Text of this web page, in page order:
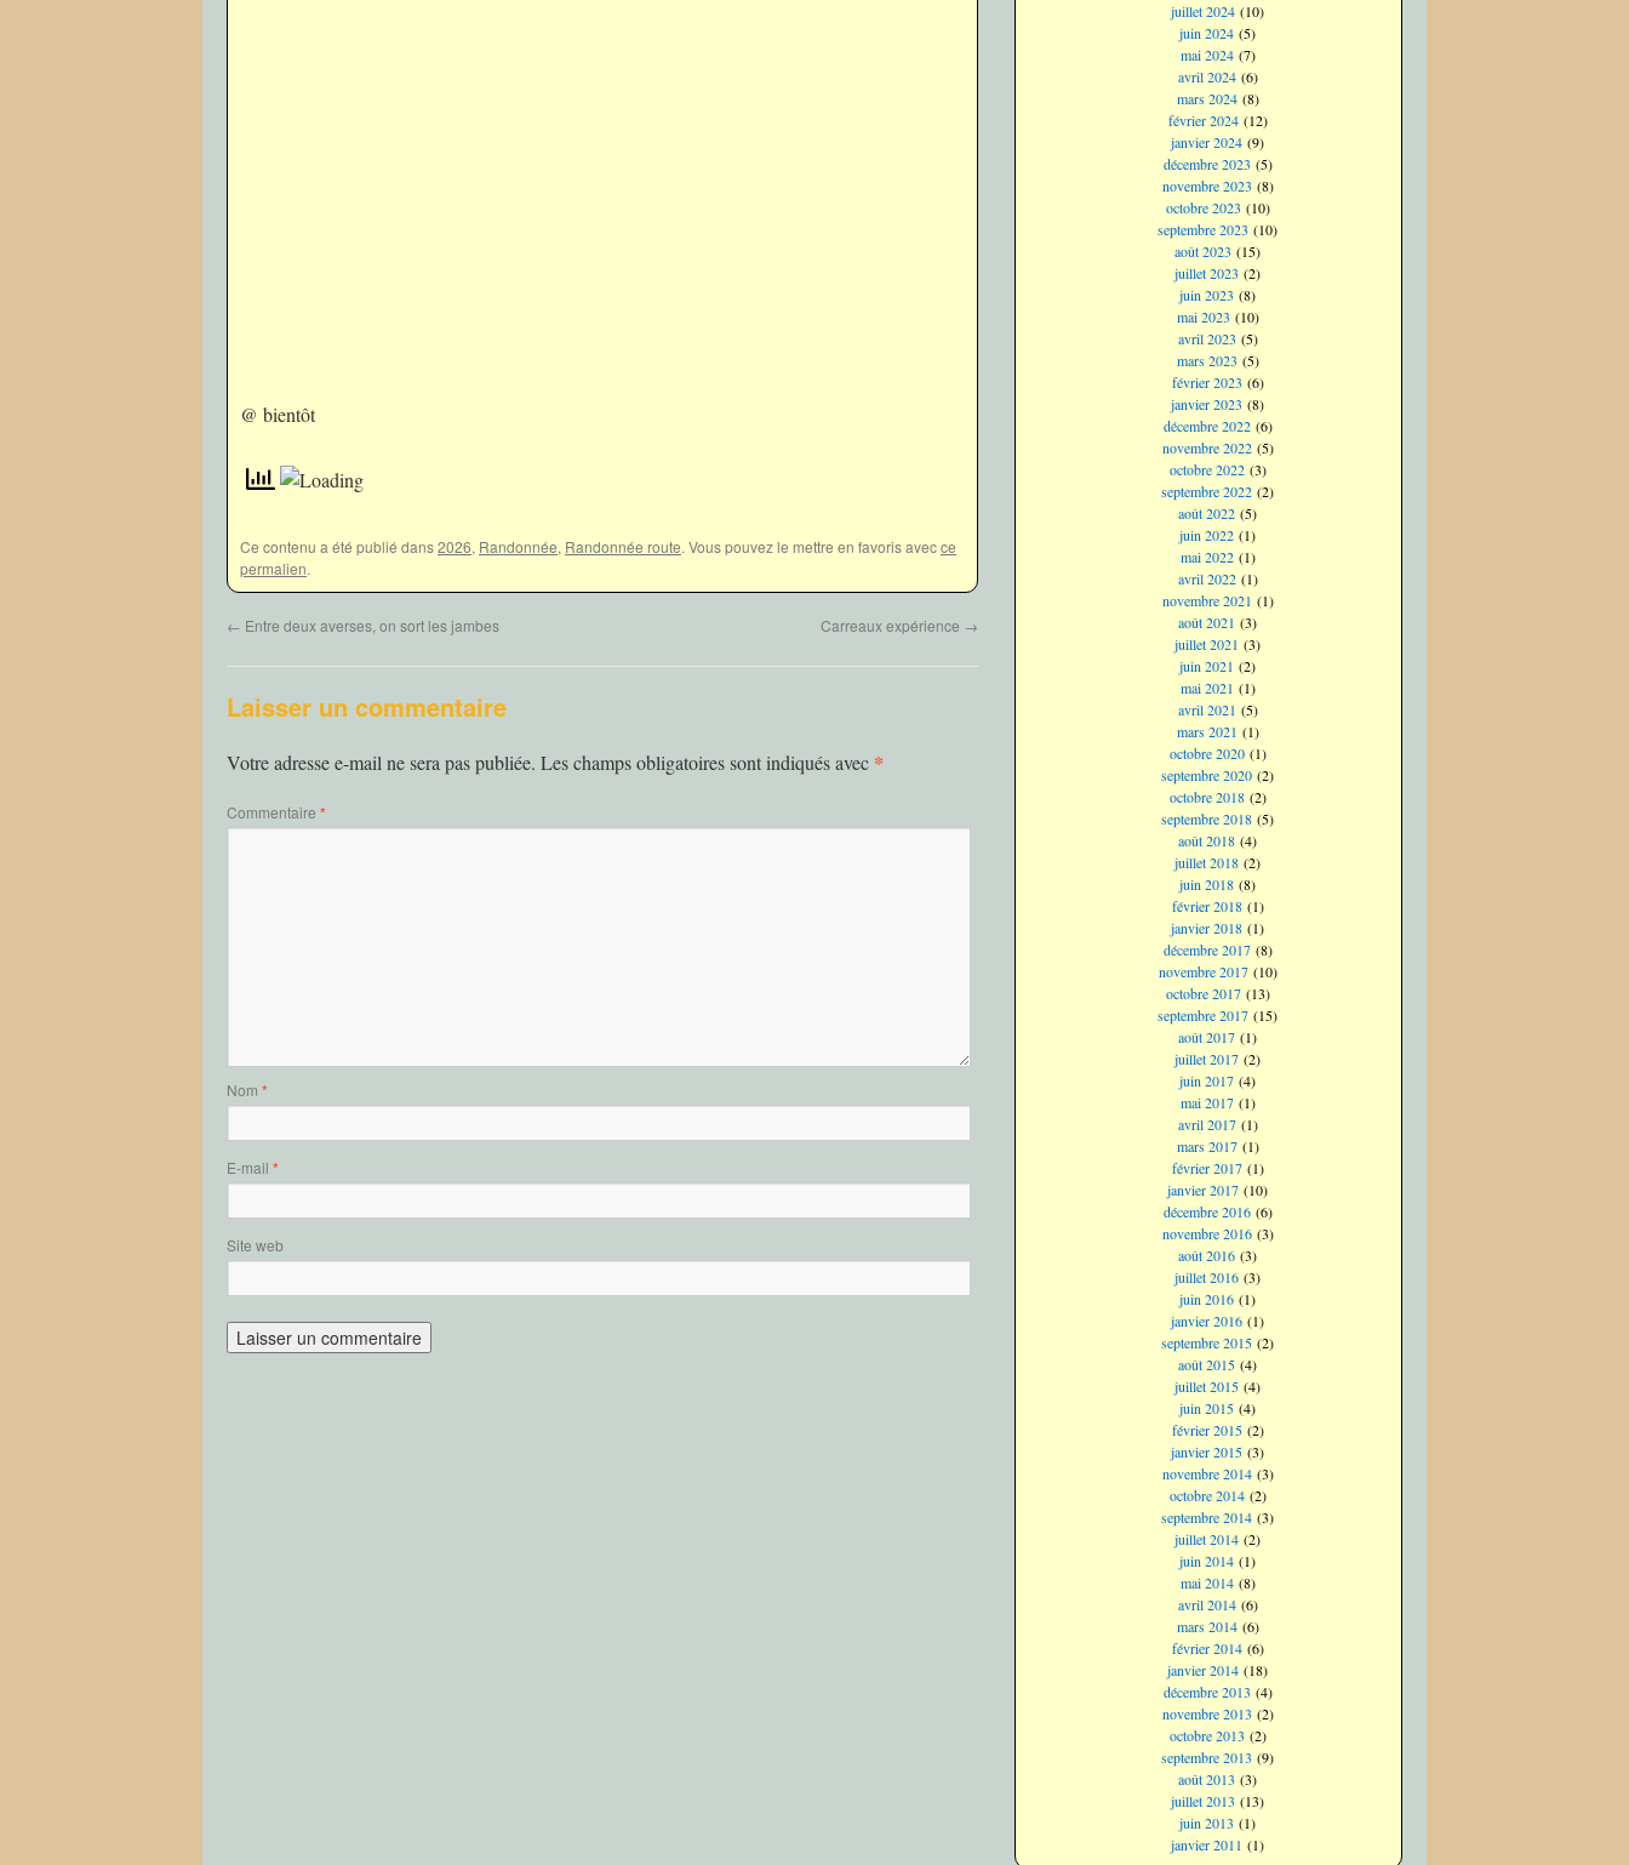
@ bientôt
Ce contenu a été publié dans2026, Randonnée, Randonnée route. Vous pouvez le mettre en favoris avecce
permalien.
← Entre deux averses, on sort les jambes Carreaux expérience →
Laisser un commentaire
Votre adresse e-mail ne sera pas publiée. Les champs obligatoires sont indiqués avec *
Commentaire *
Nom *
E-mail *
Site web
juillet 2024 (10)
juin 2024 (5)
mai 2024(7)
avril 2024(6)
mars 2024(8)
février 2024(12)
janvier 2024 (9)
décembre 2023 (5)
novembre 2023 (8)
octobre 2023 (10)
septembre 2023 (10)
août 2023 (15)
juillet 2023 (2)
juin 2023 (8)
mai 2023 (10)
avril 2023 (5)
mars 2023 (5)
février 2023 (6)
janvier 2023 (8)
décembre 2022(6)
novembre 2022(5)
octobre 2022(3)
septembre 2022 (2)
août 2022 (5)
juin 2022 (1)
mai 2022(1)
avril 2022(1)
novembre 2021 (1)
août 2021 (3)
juillet 2021 (3)
juin 2021 (2)
mai 2021 (1)
avril 2021 (5)
mars 2021 (1)
octobre 2020(1)
septembre 2020 (2)
octobre 2018(2)
septembre 2018 (5)
août 2018 (4)
juillet 2018 (2)
juin 2018 (8)
février 2018(1)
janvier 2018 (1)
décembre 2017(8)
novembre 2017(10)
octobre 2017(13)
septembre 2017 (15)
août 2017 (1)
juillet 2017 (2)
juin 2017 (4)
mai 2017(1)
avril 2017(1)
mars 2017(1)
février 2017(1)
janvier 2017 (10)
décembre 2016(6)
novembre 2016(3)
août 2016 (3)
juillet 2016 (3)
juin 2016 (1)
janvier 2016 (1)
septembre 2015 (2)
août 2015 (4)
juillet 2015 (4)
juin 2015 (4)
février 2015(2)
janvier 2015 (3)
novembre 2014(3)
octobre 2014(2)
septembre 2014 (3)
juillet 2014 (2)
juin 2014 (1)
mai 2014(8)
avril 2014(6)
mars 2014(6)
février 2014(6)
janvier 2014 (18)
décembre 2013 (4)
novembre 2013 (2)
octobre 2013 (2)
septembre 2013 (9)
août 2013 (3)
juillet 2013 (13)
juin 2013 (1)
janvier 2011 (1)